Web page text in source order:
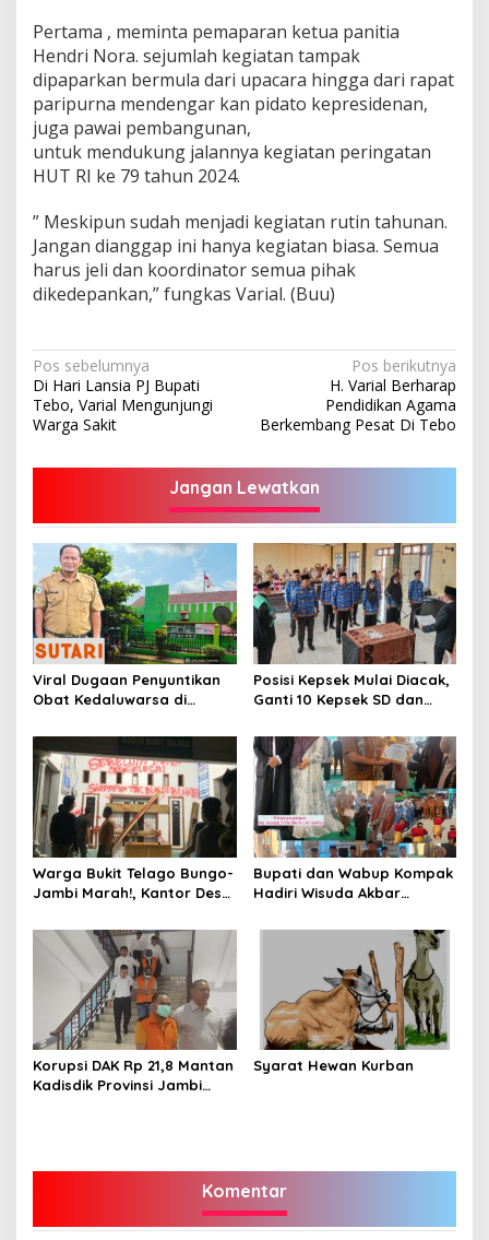
Pertama , meminta pemaparan ketua panitia
Hendri Nora. sejumlah kegiatan tampak
dipaparkan bermula dari upacara hingga dari rapat
paripurna mendengar kan pidato kepresidenan,
juga pawai pembangunan,
untuk mendukung jalannya kegiatan peringatan
HUT RI ke 79 tahun 2024.
” Meskipun sudah menjadi kegiatan rutin tahunan.
Jangan dianggap ini hanya kegiatan biasa. Semua
harus jeli dan koordinator semua pihak
dikedepankan,” fungkas Varial. (Buu)
Navigasi
pos
Pos sebelumnya
Di Hari Lansia PJ Bupati
Tebo, Varial Mengunjungi
Warga Sakit
Pos berikutnya
H. Varial Berharap
Pendidikan Agama
Berkembang Pesat Di Tebo
Jangan Lewatkan
Viral Dugaan Penyuntikan
Obat Kedaluwarsa di
Mengkuang, Kapus: Obat
Belum Sempat Masuk ke
Tubuh Pasien
Posisi Kepsek Mulai Diacak,
Ganti 10 Kepsek SD dan
Warga Bukit Telago Bungo-
Jambi Marah!, Kantor Desa
Bupati dan Wabup Kompak
Hadiri Wisuda Akbar
Angkatan ke-V
Korupsi DAK Rp 21,8 Mantan
Kadisdik Provinsi Jambi
Syarat Hewan Kurban
Komentar